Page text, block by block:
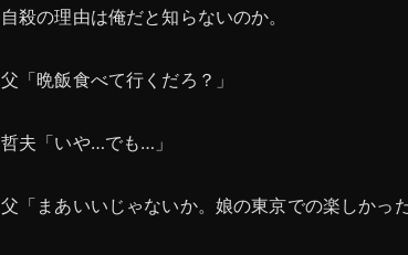
自殺の理由は俺だと知らないのか。
父「晩飯食べて行くだろ？」
哲夫「いや…でも…」
父「まあいいじゃないか。娘の東京での楽しかっ